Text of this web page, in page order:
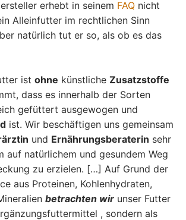
erhebt in seinem FAQ nicht
Alleinfutter im rechtlichen Sinn
natürlich tut er so, als ob es das
ist ohne künstliche Zusatzstoffe
dass es innerhalb der Sorten
gefüttert ausgewogen und
ist. Wir beschäftigen uns gemeinsam
und Ernährungsberaterin sehr
auf natürlichem und gesundem Weg
zu erzielen. […] Auf Grund der
aus Proteinen, Kohlenhydraten,
betrachten wir unser Futter
, sondern als